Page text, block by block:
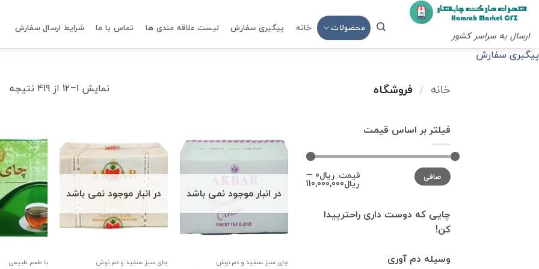
Skip
content
ارسال به سراسر کشور
محصولات خانه پیگیری سفارش لیست علاقه مندی ها تماس با ما شرایط ارسال سفارش
پیگیری سفارش
خانه / فروشگاه نمایش 1–12 از 419 نتیجه
to
فیلتر بر اساس قیمت
حداقل
قیمت
حداكثر
قيمتصافی قيمت: ریال0 —
ریال110,000,000
چایی که دوست داری راحترپیدا
کن!
وسیله دم آوری
در انبار موجود نمی باشد
چای سبز ،سفید و دم نوش
در انبار موجود نمی باشد
چای سبز ،سفید و دم نوش با طعم طبیعی